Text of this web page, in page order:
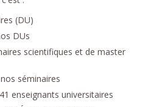
(DU)
DUs
scientifiques et de master
séminaires
enseignants universitaires